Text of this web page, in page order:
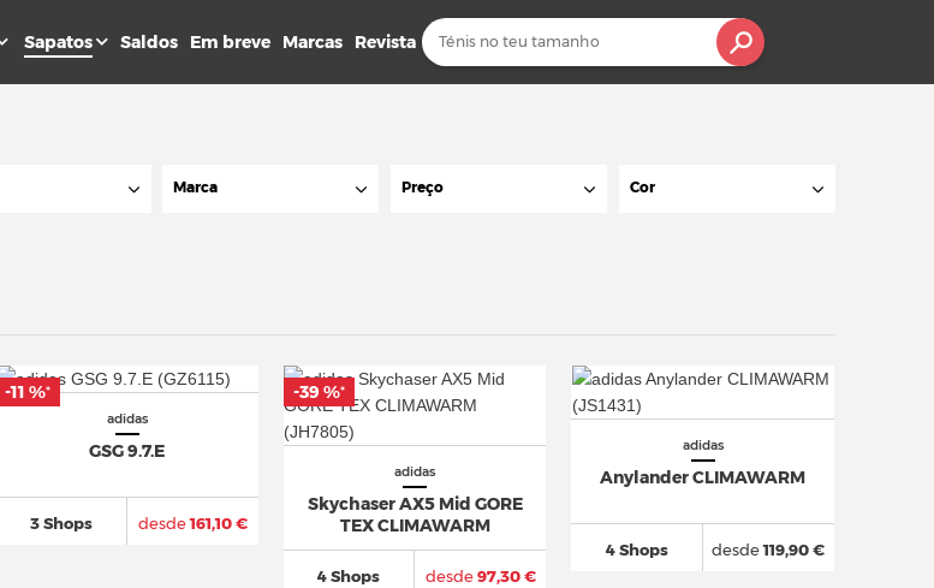
Sapatos Saldos Em breve Marcas Revista
Marca Preço Cor
adidas
GSG 9.7.E
3 Shops desde161,10 €
-11 %*
adidas
Skychaser AX5 Mid GORE
TEX CLIMAWARM
4 Shops desde97,30 €
-39 %*
adidas
Anylander CLIMAWARM
4 Shops desde119,90 €